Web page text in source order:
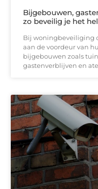
Bijgebouwen,
zo beveilig je het
Bij woningbeveiliging
aan de voordeur van
bijgebouwen zoals
gastenverblijven en